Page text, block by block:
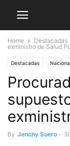
Home Destacadas
exministro de Salud
Destacadas
By Jenchy Suero -